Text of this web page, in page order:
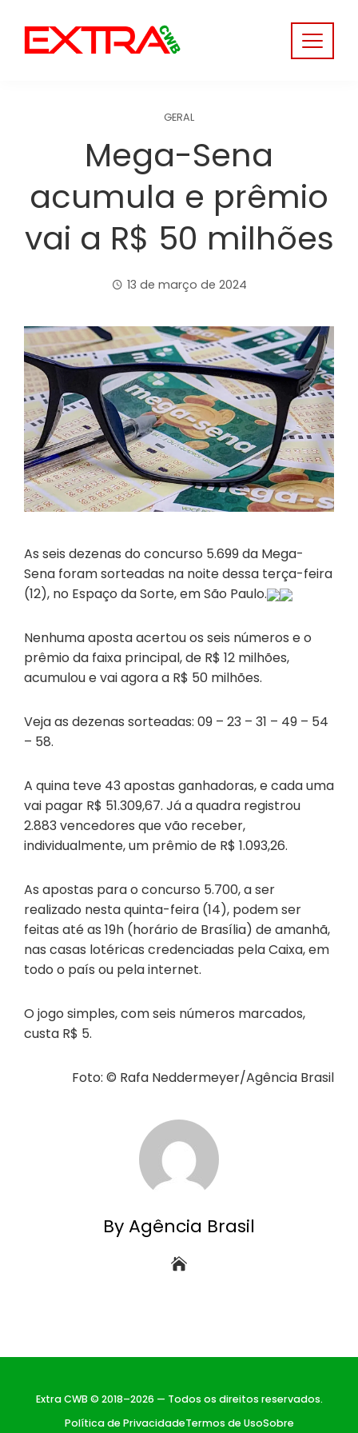
content
GERAL
Mega-Sena
acumula e prêmio
vai a R$ 50 milhões
13 de março de 2024
As seis dezenas do concurso 5.699 da Mega-
Sena foram sorteadas na noite dessa terça-feira
(12), no Espaço da Sorte, em São Paulo.
Nenhuma aposta acertou os seis números e o
prêmio da faixa principal, de R$ 12 milhões,
acumulou e vai agora a R$ 50 milhões.
Veja as dezenas sorteadas: 09 – 23 – 31 – 49 – 54
– 58.
A quina teve 43 apostas ganhadoras, e cada uma
vai pagar R$ 51.309,67. Já a quadra registrou
2.883 vencedores que vão receber,
individualmente, um prêmio de R$ 1.093,26.
As apostas para o concurso 5.700, a ser
realizado nesta quinta-feira (14), podem ser
feitas até as 19h (horário de Brasília) de amanhã,
nas casas lotéricas credenciadas pela Caixa, em
todo o país ou pela internet.
O jogo simples, com seis números marcados,
custa R$ 5.
Foto: © Rafa Neddermeyer/Agência Brasil
By Agência Brasil
Extra CWB © 2018–2026 — Todos os direitos reservados.
Política de PrivacidadeTermos de UsoSobre